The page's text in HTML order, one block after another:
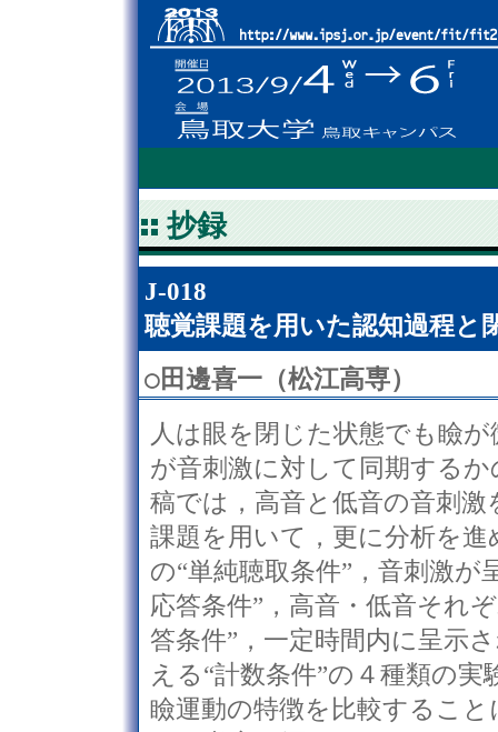
抄録
J-018
聴覚課題を用いた認知過程と
○田邊喜一（松江高専）
人は眼を閉じた状態でも瞼
が音刺激に対して同期する
稿では，高音と低音の音刺
課題を用いて，更に分析を
の“単純聴取条件”，音刺激
応答条件”，高音・低音それ
答条件”，一定時間内に呈示
える“計数条件”の４種類の
瞼運動の特徴を比較するこ